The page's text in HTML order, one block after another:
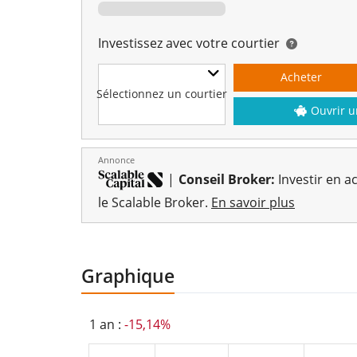
Investissez avec votre courtier
Sélectionnez un courtier
Acheter
Ouvrir
Annonce
| Conseil Broker: Investir en
le Scalable Broker. En savoir plus
Graphique
1 an : -15,14%